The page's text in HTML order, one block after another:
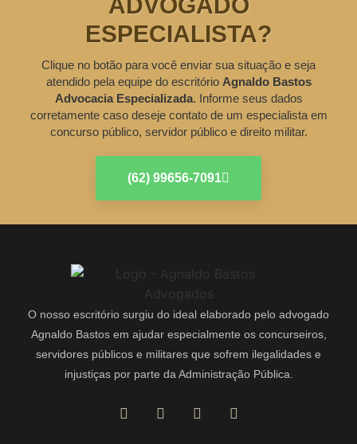
ESPECIALISTA?
Clique no botão para você enviar sua situação e seja
atendido pela equipe do escritório Agnaldo Bastos
Advocacia Especializada. Informe seus dados
corretamente caso deseje contato de um especialista em
concurso público, servidor público e direito militar.
(62) 99656-7091
O nosso escritório surgiu do ideal elaborado pelo advogado
Agnaldo Bastos em ajudar especialmente os concurseiros,
servidores públicos e militares que sofrem ilegalidades e
injustiças por parte da Administração Pública.